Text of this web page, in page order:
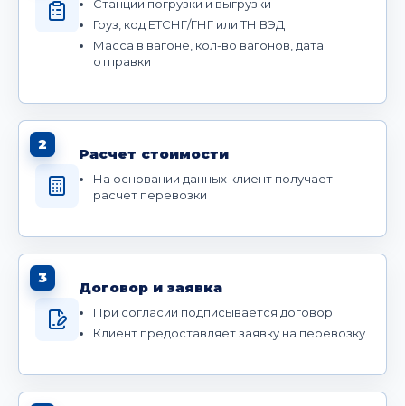
Станции погрузки и выгрузки
Груз, код ЕТСНГ/ГНГ или ТН ВЭД
Масса в вагоне, кол-во вагонов, дата
отправки
2
Расчет стоимости
На основании данных клиент получает
расчет перевозки
3
Договор и заявка
При согласии подписывается договор
Клиент предоставляет заявку на перевозку